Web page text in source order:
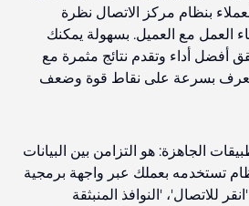
بنظام مركز الاتصال نظرة
العمل مع العميل. بسهولة يمكنك
أفضل أداء وتقدم نتائج مثمرة مع
بسرعة على نقاط قوة وضعف
الجاهزة: هو التزامن بين البيانات
تستخدمه بعملك عبر واجهة برمجية
للاتصال'، 'النوافذ المنبثقة